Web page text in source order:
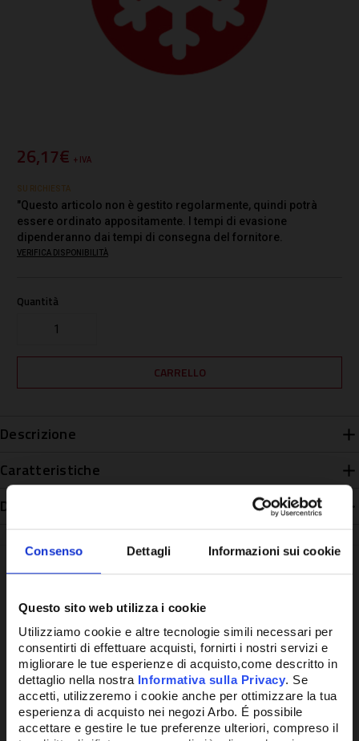
Consenso Dettagli Informazioni sui cookie
Questo sito web utilizza i cookie
Utilizziamo cookie e altre tecnologie simili necessari per
consentirti di effettuare acquisti, fornirti i nostri servizi e
migliorare le tue esperienze di acquisto,come descritto in
dettaglio nella nostra Informativa sulla Privacy. Se
accetti, utilizzeremo i cookie anche per ottimizzare la tua
esperienza di acquisto nei negozi Arbo. É possibile
accettare e gestire le tue preferenze ulteriori, compreso il
26,17€ + IVA
SU RICHIESTA
"Questo articolo non è gestito regolarmente, quindi potrà
essere ordinato appositamente. I tempi di evasione
dipenderanno dai tempi di consegna del fornitore.
VERIFICA DISPONIBILITÀ
Quantità
Descrizione
Caratteristiche
Disponibilità
Potrebbe anche interessarti